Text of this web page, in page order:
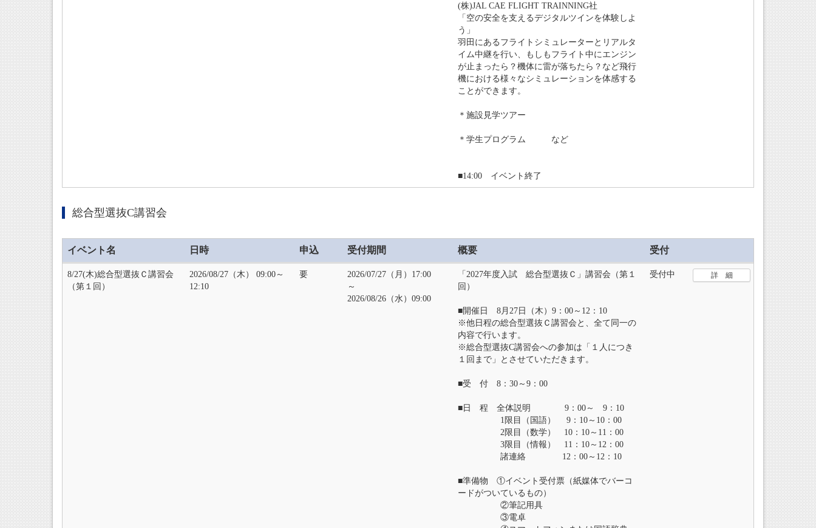
(株)JAL CAE FLIGHT TRAINNING社
「空の安全を支えるデジタルツインを体験しよ
う」
羽田にあるフライトシミュレーターとリアルタ
イム中継を行い、もしもフライト中にエンジン
が止まったら？機体に雷が落ちたら？など飛行
機における様々なシミュレーションを体感する
ことができます。
＊施設見学ツアー
＊学生プログラム など
■14:00 イベント終了
総合型選抜C講習会
イベント名 日時 申込 受付期間 概要 受付
8/27(木)総合型選抜Ｃ講習会
（第１回）
2026/08/27（木） 09:00～
12:10
要
2026/07/27（月）17:00
～
2026/08/26（水）09:00
「2027年度入試 総合型選抜Ｃ」講習会（第１
回）
■開催日 8月27日（木）9：00～12：10
※他日程の総合型選抜Ｃ講習会と、全て同一の
内容で行います。
※総合型選抜C講習会への参加は「１人につき
１回まで」とさせていただきます。
■受 付 8：30～9：00
■日 程 全体説明 9：00～ 9：10
1限目（国語） 9：10～10：00
2限目（数学） 10：10～11：00
3限目（情報） 11：10～12：00
諸連絡 12：00～12：10
■準備物 ①イベント受付票（紙媒体でバーコ
ードがついているもの）
②筆記用具
③電卓
受付中 詳 細